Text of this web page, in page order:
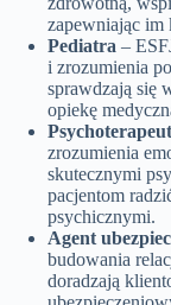
zapewniając im
Pediatra –
i zrozumienia
sprawdzają się
opiekę
zrozumienia
skutecznymi
pacjentom
psychicznymi.
Agent
budowania
doradzają